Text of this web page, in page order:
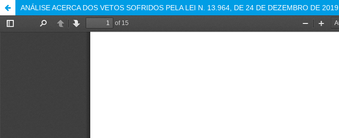
ANÁLISE ACERCA DOS VETOS SOFRIDOS PELA LEI N. 13.964, DE 24 DE DEZEMBRO DE 2019